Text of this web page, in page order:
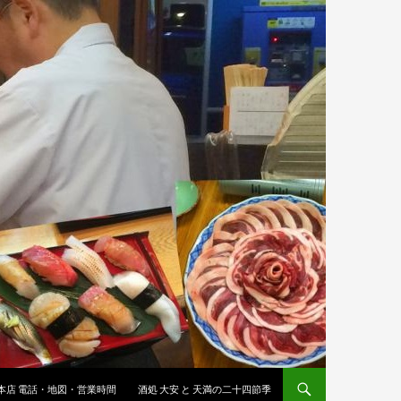
店 電話・地図・営業時間 酒処 大安 と 天満の二十四節季